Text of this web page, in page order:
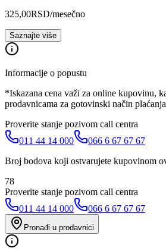
325,00RSD/mesečno
Saznajte više
Informacije o popustu
*Iskazana cena važi za online kupovinu,
prodavnicama za gotovinski način
Proverite stanje pozivom call centra
011 44 14 000
066 6 67 67 67
Broj bodova koji ostvarujete kupovinom
78
Proverite stanje pozivom call centra
011 44 14 000
066 6 67 67 67
Pronađi u prodavnici